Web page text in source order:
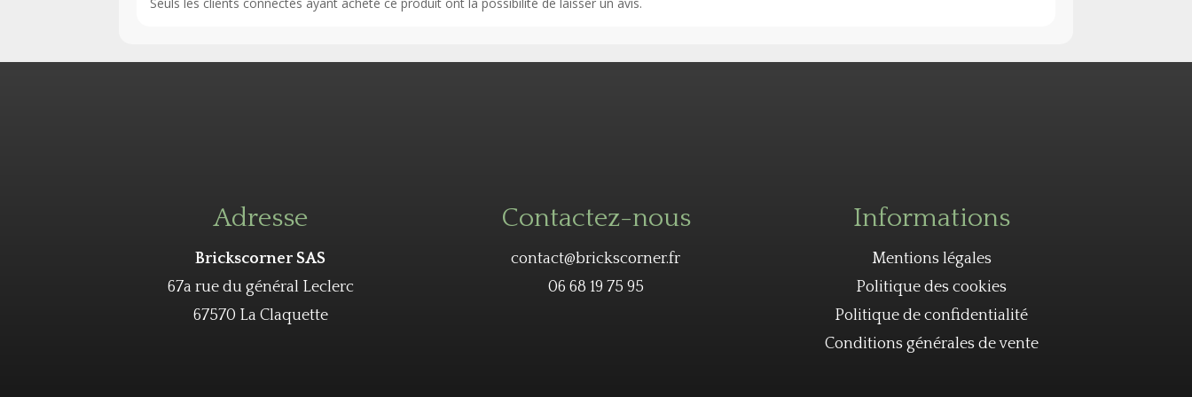
Seuls les clients connectés ayant acheté ce produit ont la possibilité de laisser un avis.
Adresse
Brickscorner SAS
67a rue du général Leclerc
67570 La Claquette
Contactez-nous
contact@brickscorner.fr
06 68 19 75 95
Informations
Mentions légales
Politique des cookies
Politique de confidentialité
Conditions générales de vente